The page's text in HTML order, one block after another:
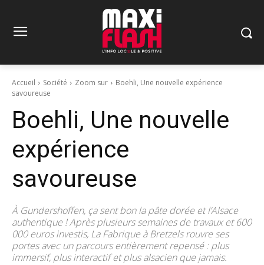
Accueil Société Zoom sur
Boehli, Une nouvelle expérience
savoureuse
Boehli, Une nouvelle
expérience
savoureuse
À Gundershoffen, ça sent bon la pâte dorée et l’Alsace
authentique ! Après plusieurs semaines de travaux et 600
000 euros investis, La Fabrique à Bretzels rouvre ses
portes avec un parcours entièrement repensé : plus
immersif, plus interactif et plus alsacien que jamais.